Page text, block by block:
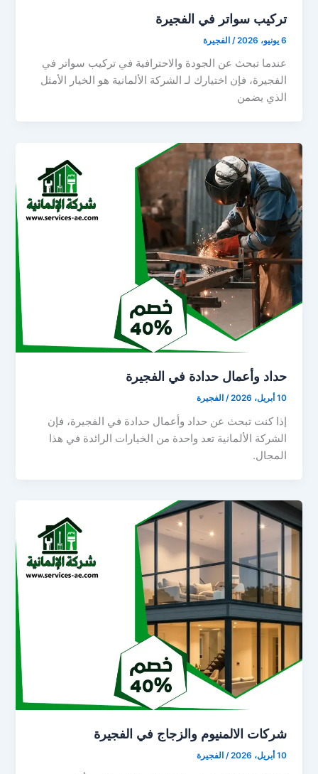
تركيب سواتر في الفجيرة
6 يونيو، 2026 /الفجيرة
عندما تبحث عن الجودة والاحترافية في تركيب سواتر في
الفجيرة، فإن اختيارك لـ الشركة الألمانية هو الخيار الأمثل
الذي يضمن
حداد وأعمال حدادة في الفجيرة
10 أبريل، 2026 / الفجيرة
إذا كنت تبحث عن حداد وأعمال حدادة في الفجيرة، فإن
الشركة الألمانية تعد واحدة من الخيارات الرائدة في هذا
المجال.
شركات الالمنيوم والزجاج في الفجيرة
10 أبريل، 2026 / الفجيرة